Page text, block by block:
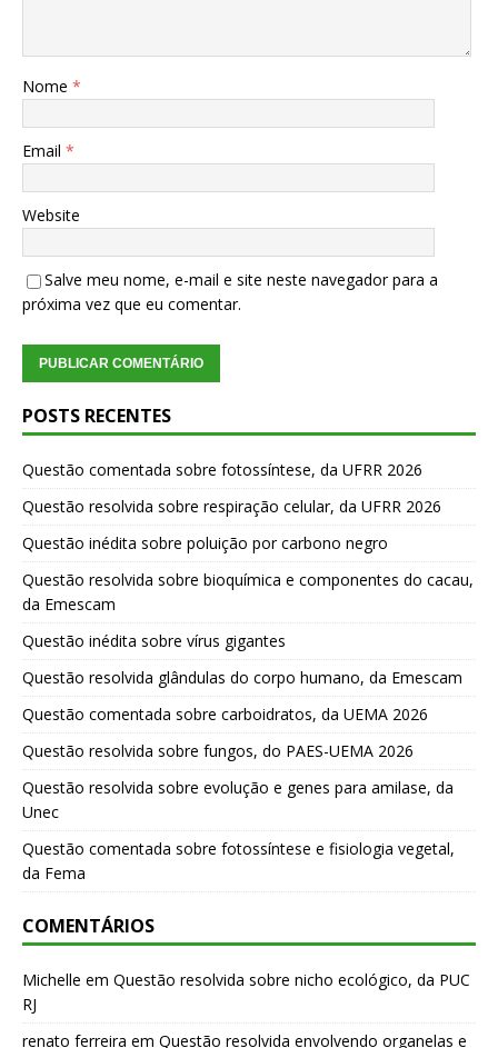
Nome *
Email *
Website
Salve meu nome, e-mail e site neste navegador para a
próxima vez que eu comentar.
POSTS RECENTES
Questão comentada sobre fotossíntese, da UFRR 2026
Questão resolvida sobre respiração celular, da UFRR 2026
Questão inédita sobre poluição por carbono negro
Questão resolvida sobre bioquímica e componentes do cacau,
da Emescam
Questão inédita sobre vírus gigantes
Questão resolvida glândulas do corpo humano, da Emescam
Questão comentada sobre carboidratos, da UEMA 2026
Questão resolvida sobre fungos, do PAES-UEMA 2026
Questão resolvida sobre evolução e genes para amilase, da
Unec
Questão comentada sobre fotossíntese e fisiologia vegetal,
da Fema
COMENTÁRIOS
Michelle em Questão resolvida sobre nicho ecológico, da PUC
RJ
renato ferreira em Questão resolvida envolvendo organelas e